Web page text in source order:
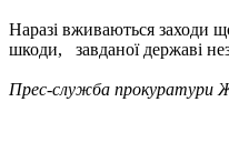
Наразі вживаються заходи
шкоди, завданої державі
Прес-служба прокуратури